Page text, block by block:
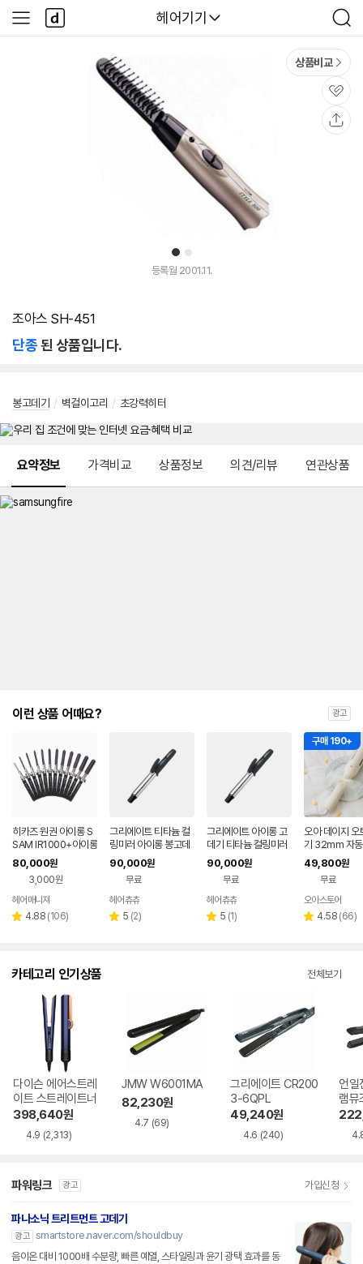
다나와
헤어기기
검
색
사
이
다
나
와
1 2
상품비교
관
심
등록월 2001.11.
조아스 SH-451
단종된 상품입니다.
봉고데기 / 벽걸이고리 / 초강력히터
요약정보 가격비교 상품정보 의견/리뷰 연관상품
이런 상품 어때요? 광고
히카즈 원권 아이롱 S
SAM IR1000+아이롱
꼬리빗
80,000원
3,000원
페이
헤어매니져
별 4.88 리
(106)
그리에이트 티타늄 컬
링미러 아이롱 봉고데
기 32미리(L)
90,000원
무료
헤어츄츄
별 5 리
(2)
그리에이트 아이롱 고
데기 티타늄 컬링미러
90,000원
무료
헤어츄츄
별 5 리
(1)
구매 190+
오아 데이지 오
기 32mm 자
봉고데기 웨이
롱 롤링 헤어
49,800원
무료
페
오아스토어
별 4.58 리
(66)
카테고리 인기상품 전체보기
다이슨 에어스트레
이트 스트레이트너
398,640원
4.9 (2,313)
JMW W6001MA
82,230원
4.7 (69)
그리에이트 CR200
3-6QPL
49,240원
4.6 (240)
언일
램뮤
파워링크 광고 가입신청
파나소닉 트리트먼트 고데기
광고 smartstore.naver.com/shouldbuy
음이온 대비 1000배 수분량, 빠른 예열, 스타일링과 윤기 광택 효과를 동